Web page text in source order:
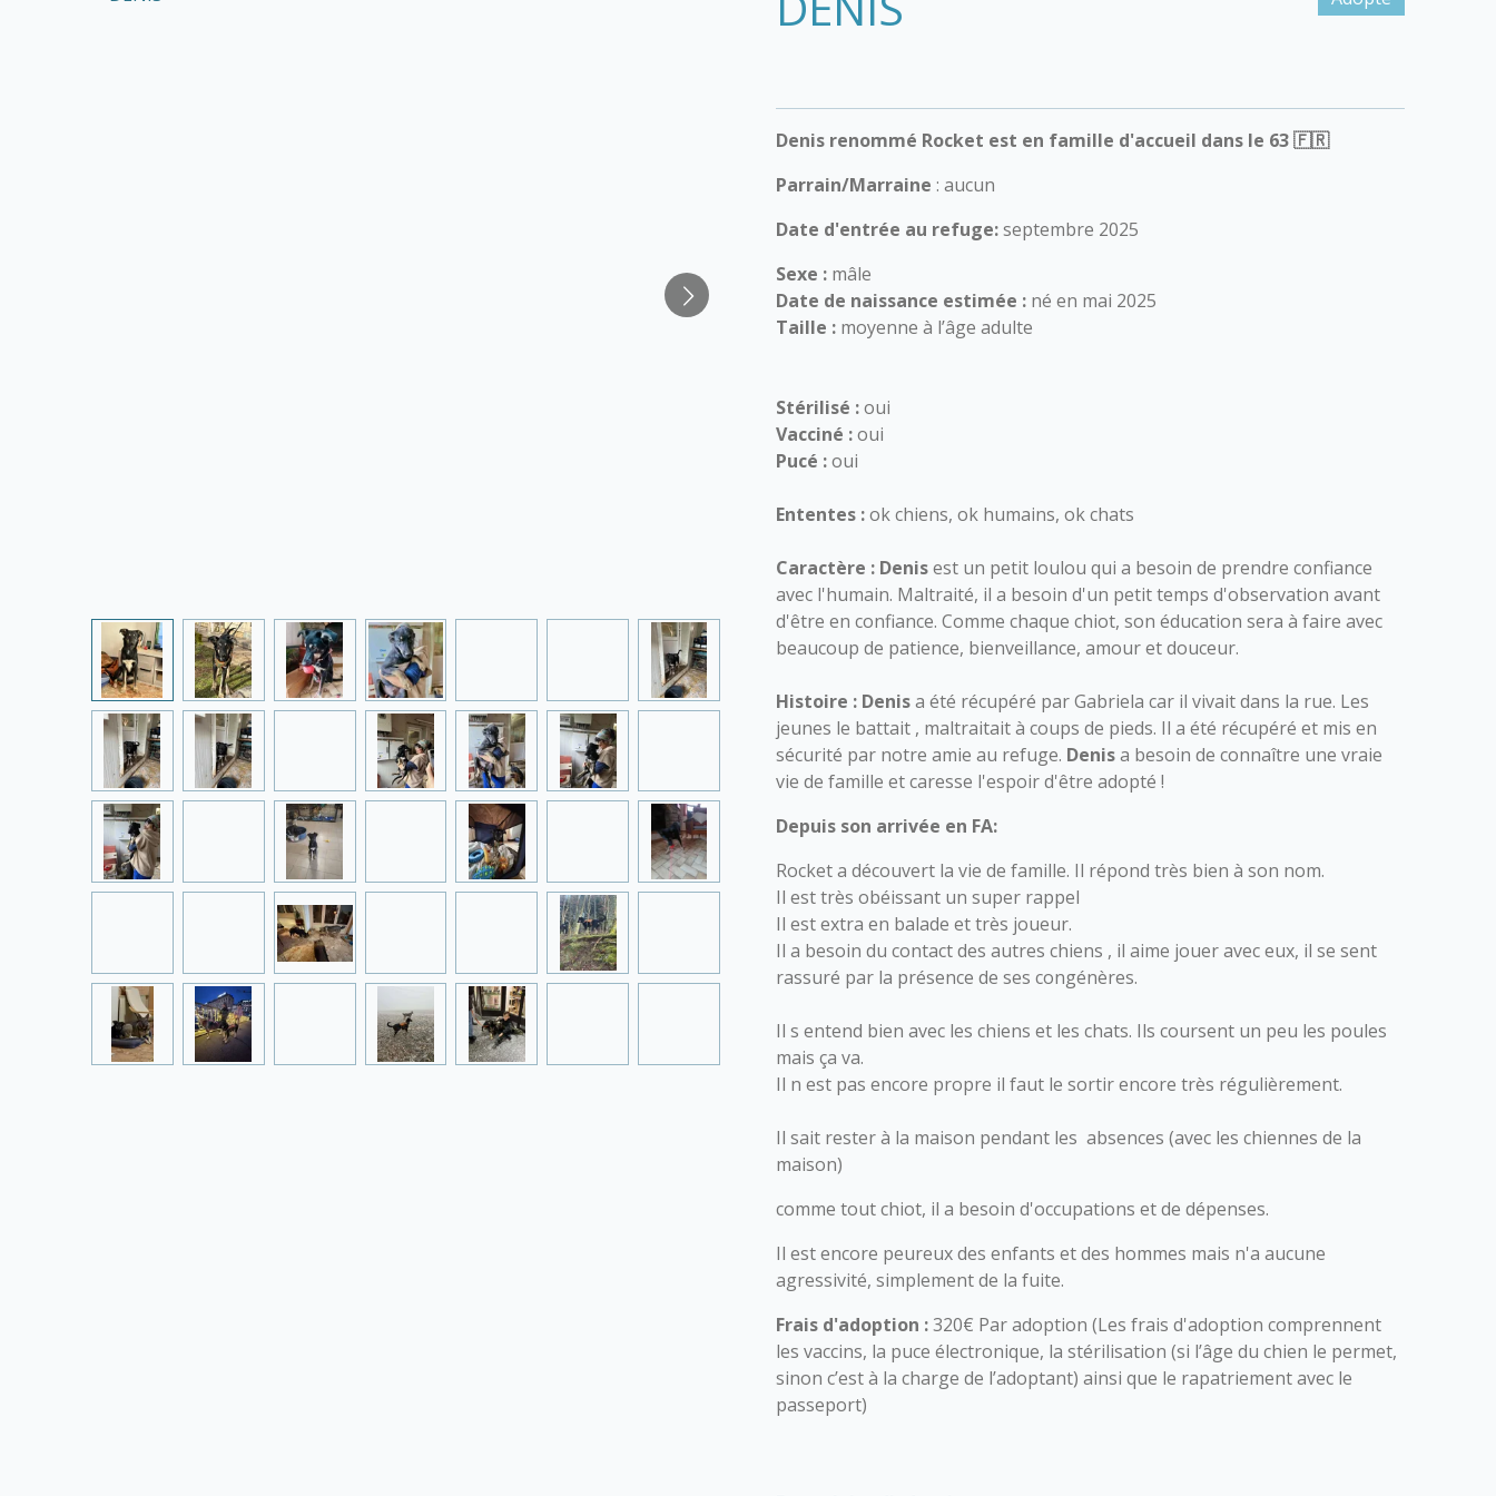
Denis renommé Rocket est en famille d'accueil dans le 63 🇫🇷
Parrain/Marraine : aucun
Date d'entrée au refuge:septembre 2025
Sexe : mâle
Date de naissance estimée : né en mai 2025
Taille : moyenne à l’âge adulte
Stérilisé :oui
Vacciné :oui
Pucé :oui
Ententes :ok chiens, ok humains, ok chats
Caractère : Denisest un petit loulou qui a besoin de prendre confiance
avec l'humain. Maltraité, il a besoin d'un petit temps d'observation avant
d'être en confiance. Comme chaque chiot, son éducation sera à faire avec
beaucoup de patience, bienveillance, amour et douceur.
Histoire : Denisa été récupéré par Gabriela car il vivait dans la rue. Les
jeunes le battait , maltraitait à coups de pieds. Il a été récupéré et mis en
sécurité par notre amie au refuge. Denisa besoin de connaître une vraie
vie de famille et caresse l'espoir d'être adopté !
Depuis son arrivée en FA:
Rocket a découvert la vie de famille. Il répond très bien à son nom.
Il est très obéissant un super rappel
Il est extra en balade et très joueur.
Il a besoin du contact des autres chiens , il aime jouer avec eux, il se sent
rassuré par la présence de ses congénères.
Il s entend bien avec les chiens et les chats. Ils coursent un peu les poules
mais ça va.
Il n est pas encore propre il faut le sortir encore très régulièrement.
Il sait rester à la maison pendant les absences (avec les chiennes de la
maison)
comme tout chiot, il a besoin d'occupations et de dépenses.
Il est encore peureux des enfants et des hommes mais n'a aucune
agressivité, simplement de la fuite.
Frais d'adoption :320€ Par adoption (Les frais d'adoption comprennent
les vaccins, la puce électronique, la stérilisation (si l’âge du chien le permet,
sinon c’est à la charge de l’adoptant) ainsi que le rapatriement avec le
passeport)